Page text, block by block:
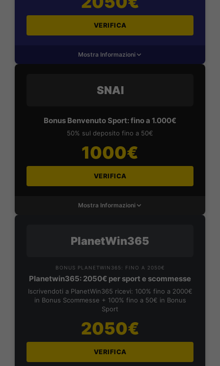
VERIFICA
Mostra Informazioni
SNAI
Bonus Benvenuto Sport: fino a 1.000€
50% sul deposito fino a 50€
1000€
VERIFICA
Mostra Informazioni
PlanetWin365
BONUS PLANETWIN365: FINO A 2050€
Planetwin365: 2050€ per sport e scommesse
Iscrivendoti a PlanetWin365 ricevi: 100% fino a 2000€
in Bonus Scommesse + 100% fino a 50€ in Bonus
Sport
2050€
VERIFICA